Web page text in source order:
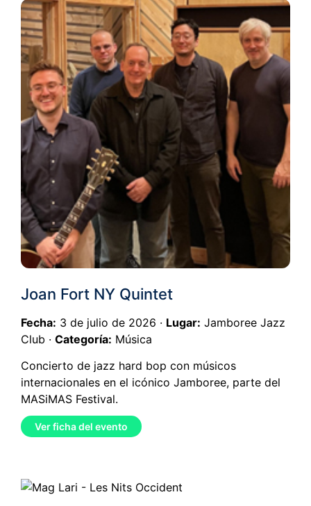
Joan Fort NY Quintet
Fecha: 3 de julio de 2026 · Lugar: Jamboree Jazz
Club · Categoría: Música
Concierto de jazz hard bop con músicos
internacionales en el icónico Jamboree, parte del
MASiMAS Festival.
Ver ficha del evento